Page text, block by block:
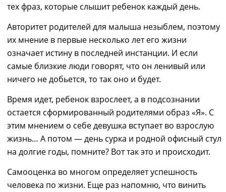
тех фраз, которые слышит ребенок каждый день.
Авторитет родителей для малыша незыблем, поэтому
их мнение в первые несколько летего жизни
означает истину в последней инстанции. И если
самые близкие люди говорят, что он ленивый или
ничего не добьется, то так оно и будет.
Время идет, ребенок взрослеет, а в подсознании
остается сформированный родителями образ «Я». С
этим мнением о себе девушка вступает во взрослую
жизнь… А потом ― день сурка и родной офисный стул
на долгие годы, помните? Вот так это и происходит.
Самооценка во многом определяет успешность
человека по жизни. Еще раз напомню, что винить